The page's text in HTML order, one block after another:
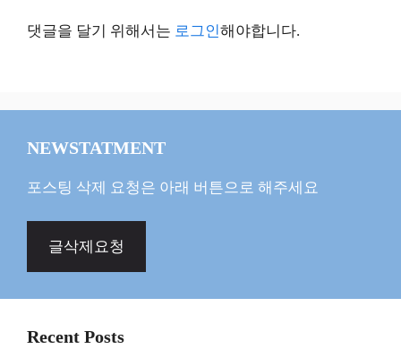
댓글을 달기 위해서는 로그인해야합니다.
NEWSTATMENT
포스팅 삭제 요청은 아래 버튼으로 해주세요
글삭제요청
Recent Posts